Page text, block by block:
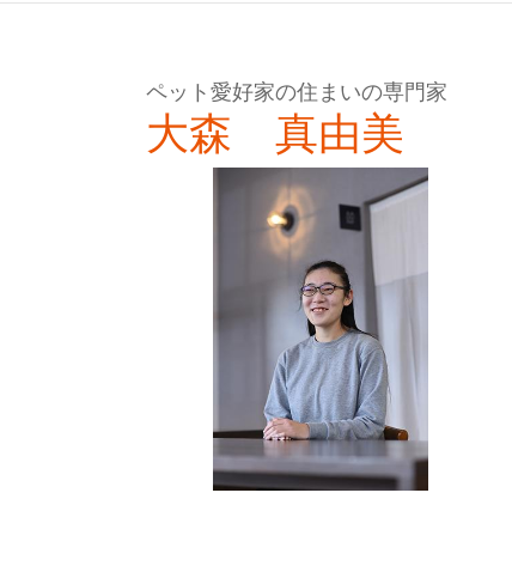
ペット愛好家の住まいの専門家
大森 真由美